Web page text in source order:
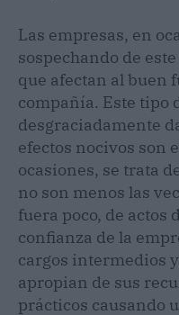
Las empresas, en
sospechando de
que afectan al buen
compañía. Este tipo
desgraciadamente
efectos nocivos son
ocasiones, se trata
no son menos las
fuera poco, de actos
confianza de la
cargos intermedios
apropian de sus
prácticos causando